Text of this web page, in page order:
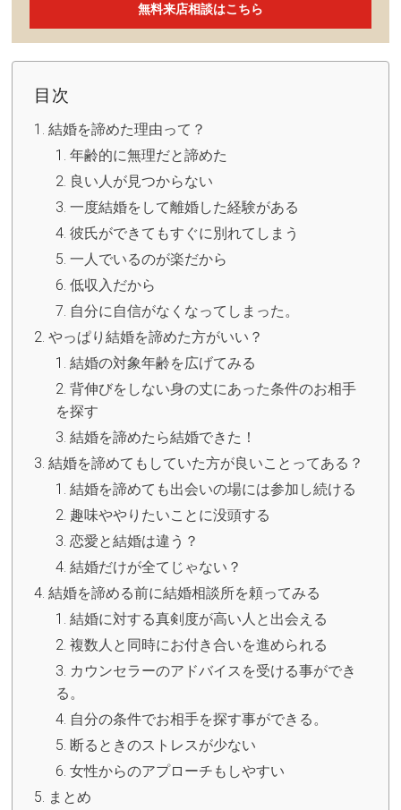
無料来店相談はこちら
目次
結婚を諦めた理由って？
年齢的に無理だと諦めた
良い人が見つからない
一度結婚をして離婚した経験がある
彼氏ができてもすぐに別れてしまう
一人でいるのが楽だから
低収入だから
自分に自信がなくなってしまった。
やっぱり結婚を諦めた方がいい？
結婚の対象年齢を広げてみる
背伸びをしない身の丈にあった条件のお相手
を探す
結婚を諦めたら結婚できた！
結婚を諦めてもしていた方が良いことってある？
結婚を諦めても出会いの場には参加し続ける
趣味ややりたいことに没頭する
恋愛と結婚は違う？
結婚だけが全てじゃない？
結婚を諦める前に結婚相談所を頼ってみる
結婚に対する真剣度が高い人と出会える
複数人と同時にお付き合いを進められる
カウンセラーのアドバイスを受ける事ができ
る。
自分の条件でお相手を探す事ができる。
断るときのストレスが少ない
女性からのアプローチもしやすい
まとめ